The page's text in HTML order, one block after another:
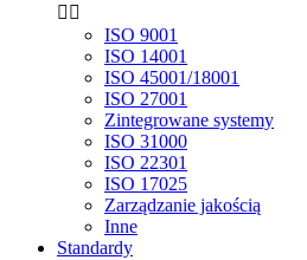
 
ISO 9001
ISO 14001
ISO 45001/18001
ISO 27001
Zintegrowane systemy
ISO 31000
ISO 22301
ISO 17025
Zarządzanie jakością
Inne
Standardy